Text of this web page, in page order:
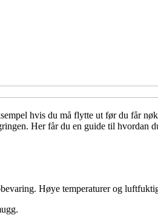
hvis du må flytte ut før du får
Her får du en guide til hvordan
Høye temperaturer og